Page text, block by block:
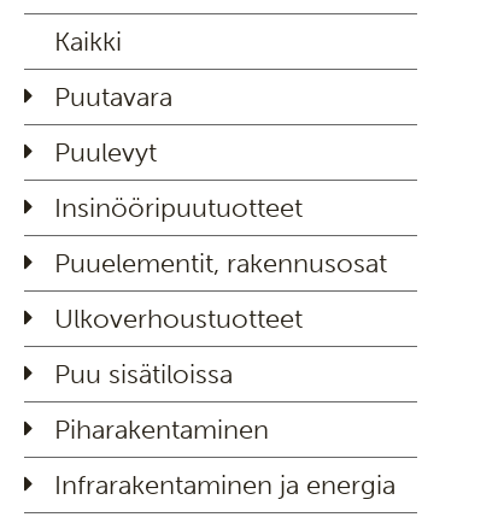
Kaikki
Puutavara
Puulevyt
Insinööripuutuotteet
Puuelementit, rakennusosat
Ulkoverhoustuotteet
Puu sisätiloissa
Piharakentaminen
Infrarakentaminen ja energia